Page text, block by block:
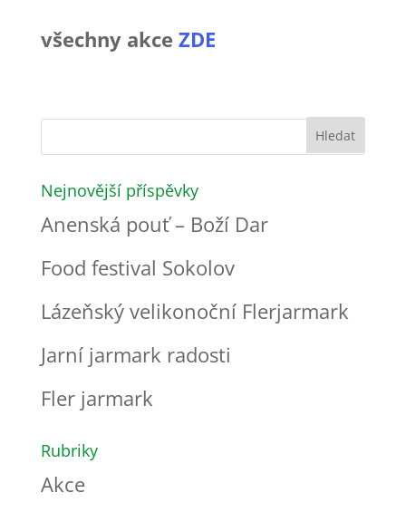
všechny akce ZDE
Nejnovější příspěvky
Anenská pouť – Boží Dar
Food festival Sokolov
Lázeňský velikonoční Flerjarmark
Jarní jarmark radosti
Fler jarmark
Rubriky
Akce